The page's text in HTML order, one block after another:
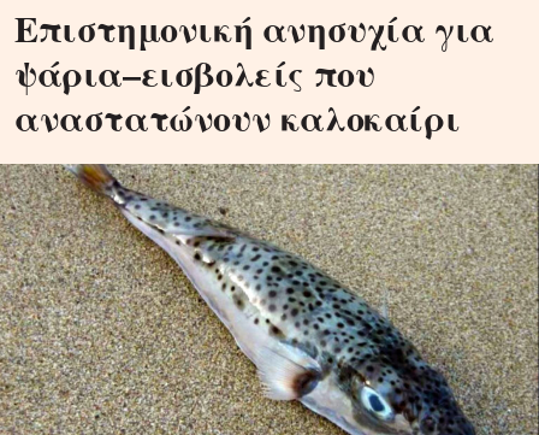
Επιστημονική ανησυχία για
ψάρια–εισβολείς που
αναστατώνουν καλοκαίρι